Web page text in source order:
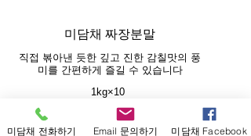
미담채 짜장분말
직접 볶아낸 듯한 깊고 진한 감칠맛의 풍
미를 간편하게 즐길 수 있습니다
1kg×10
짜장면, 짜장밥등
미담채 전화하기 Email 문의하기 미담채 Facebook